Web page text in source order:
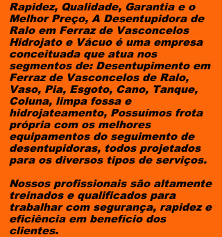
Rapidez, Qualidade, Garantia e o
Melhor Preço, A Desentupidora de
Ralo em Ferraz de Vasconcelos
Hidrojato e Vácuo é uma empresa
conceituada que atua nos
segmentos de: Desentupimento em
Ferraz de Vasconcelos de Ralo,
Vaso, Pia, Esgoto, Cano, Tanque,
Coluna, limpa fossa e
hidrojateamento, Possuímos frota
própria com os melhores
equipamentos do seguimento de
desentupidoras, todos projetados
para os diversos tipos de serviços.
Nossos profissionais são altamente
treinados e qualificados para
trabalhar com segurança, rapidez e
eficiência em benefício dos
clientes.